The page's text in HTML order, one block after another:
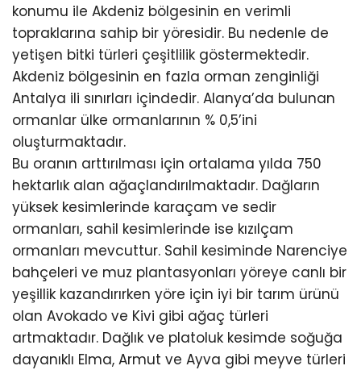
konumu ile Akdeniz bölgesinin en verimli
topraklarına sahip bir yöresidir. Bu nedenle de
yetişen bitki türleri çeşitlilik göstermektedir.
Akdeniz bölgesinin en fazla orman zenginliği
Antalya ili sınırları içindedir. Alanya’da bulunan
ormanlar ülke ormanlarının % 0,5’ini
oluşturmaktadır.
Bu oranın arttırılması için ortalama yılda 750
hektarlık alan ağaçlandırılmaktadır. Dağların
yüksek kesimlerinde karaçam ve sedir
ormanları, sahil kesimlerinde ise kızılçam
ormanları mevcuttur. Sahil kesiminde Narenciye
bahçeleri ve muz plantasyonları yöreye canlı bir
yeşillik kazandırırken yöre için iyi bir tarım ürünü
olan Avokado ve Kivi gibi ağaç türleri
artmaktadır. Dağlık ve platoluk kesimde soğuğa
dayanıklı Elma, Armut ve Ayva gibi meyve türleri